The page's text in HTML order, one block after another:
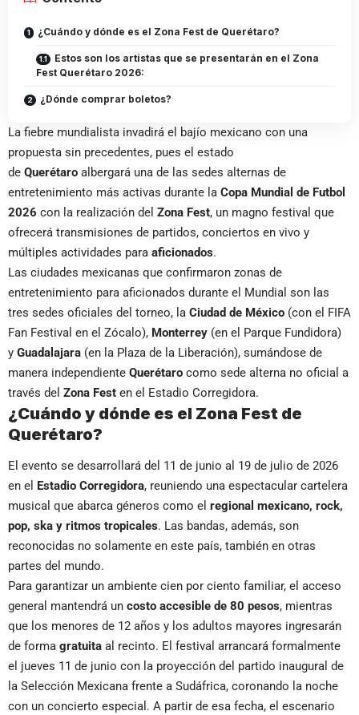
¿Cuándo y dónde es el Zona Fest de Querétaro?
Estos son los artistas que se presentarán en el Zona
Fest Querétaro 2026:
¿Dónde comprar boletos?
La fiebre mundialista invadirá el bajío mexicano con una
propuesta sin precedentes, pues el estado
de Querétaro albergará una de las sedes alternas de
entretenimiento más activas durante la Copa Mundial de Futbol
2026 con la realización del Zona Fest, un magno festival que
ofrecerá transmisiones de partidos, conciertos en vivo y
múltiples actividades para aficionados.
Las ciudades mexicanas que confirmaron zonas de
entretenimiento para aficionados durante el Mundial son las
tres sedes oficiales del torneo, la Ciudad de México (con el FIFA
Fan Festival en el Zócalo), Monterrey (en el Parque Fundidora)
y Guadalajara (en la Plaza de la Liberación), sumándose de
manera independiente Querétaro como sede alterna no oficial a
través del Zona Fest en el Estadio Corregidora.
¿Cuándo y dónde es el Zona Fest de
Querétaro?
El evento se desarrollará del 11 de junio al 19 de julio de 2026
en el Estadio Corregidora, reuniendo una espectacular cartelera
musical que abarca géneros como el regional mexicano, rock,
pop, ska y ritmos tropicales. Las bandas, además, son
reconocidas no solamente en este país, también en otras
partes del mundo.
Para garantizar un ambiente cien por ciento familiar, el acceso
general mantendrá un costo accesible de 80 pesos, mientras
que los menores de 12 años y los adultos mayores ingresarán
de forma gratuita al recinto. El festival arrancará formalmente
el jueves 11 de junio con la proyección del partido inaugural de
la Selección Mexicana frente a Sudáfrica, coronando la noche
con un concierto especial. A partir de esa fecha, el escenario